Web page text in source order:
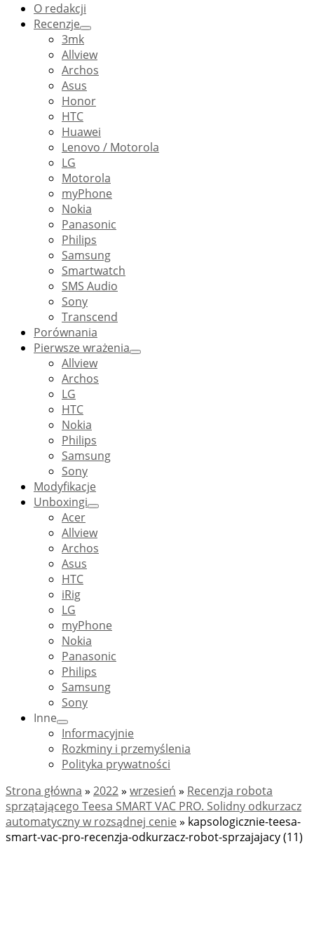
O redakcji
Recenzje
3mk
Allview
Archos
Asus
Honor
HTC
Huawei
Lenovo / Motorola
LG
Motorola
myPhone
Nokia
Panasonic
Philips
Samsung
Smartwatch
SMS Audio
Sony
Transcend
Porównania
Pierwsze wrażenia
Allview
Archos
LG
HTC
Nokia
Philips
Samsung
Sony
Modyfikacje
Unboxingi
Acer
Allview
Archos
Asus
HTC
iRig
LG
myPhone
Nokia
Panasonic
Philips
Samsung
Sony
Inne
Informacyjnie
Rozkminy i przemyślenia
Polityka prywatności
Strona główna » 2022» wrzesień » Recenzja robota
sprzątającego Teesa SMART VAC PRO. Solidny odkurzacz
automatyczny w rozsądnej cenie » kapsologicznie-teesa-
smart-vac-pro-recenzja-odkurzacz-robot-sprzajajacy (11)